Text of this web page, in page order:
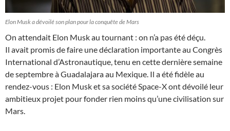
Elon Musk a dévoilé son plan pour la conquête de Mars
On attendait Elon Musk au tournant : on n’a pas été déçu.
Il avait promis de faire une déclaration importante au Congrès
International d’Astronautique, tenu en cette dernière semaine
de septembre à Guadalajara au Mexique. Il a été fidèle au
rendez-vous : Elon Musk et sa société Space-X ont dévoilé leur
ambitieux projet pour fonder rien moins qu’une civilisation sur
Mars.